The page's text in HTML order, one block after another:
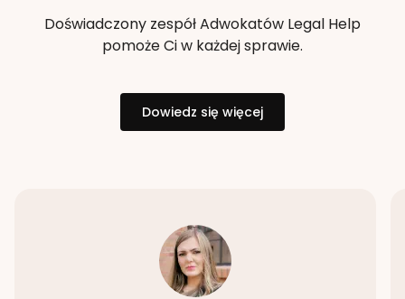
Doświadczony zespół Adwokatów Legal Help
pomoże Ci w każdej sprawie.
Dowiedz się więcej